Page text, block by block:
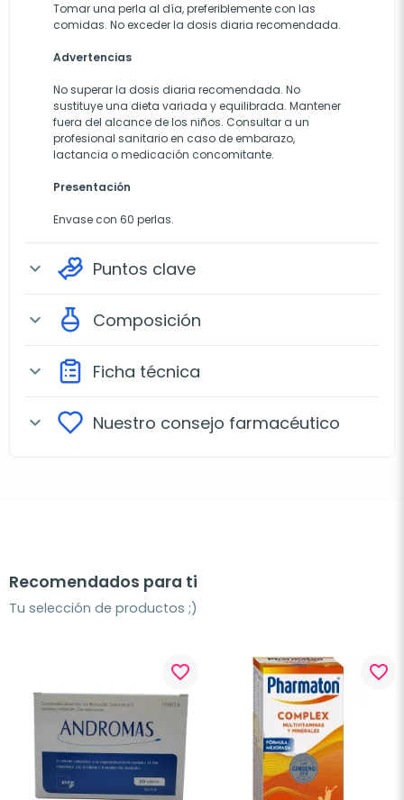
Tomar una perla al día, preferiblemente con las
comidas. No exceder la dosis diaria recomendada.
Advertencias
No superar la dosis diaria recomendada. No
sustituye una dieta variada y equilibrada. Mantener
fuera del alcance de los niños. Consultar a un
profesional sanitario en caso de embarazo,
lactancia o medicación concomitante.
Presentación
Envase con 60 perlas.
expand_more Puntos clave
expand_more Composición
expand_more Ficha técnica
expand_more Nuestro consejo farmacéutico
Recomendados para ti
Tu selección de productos ;)
favorite_border favorite_border